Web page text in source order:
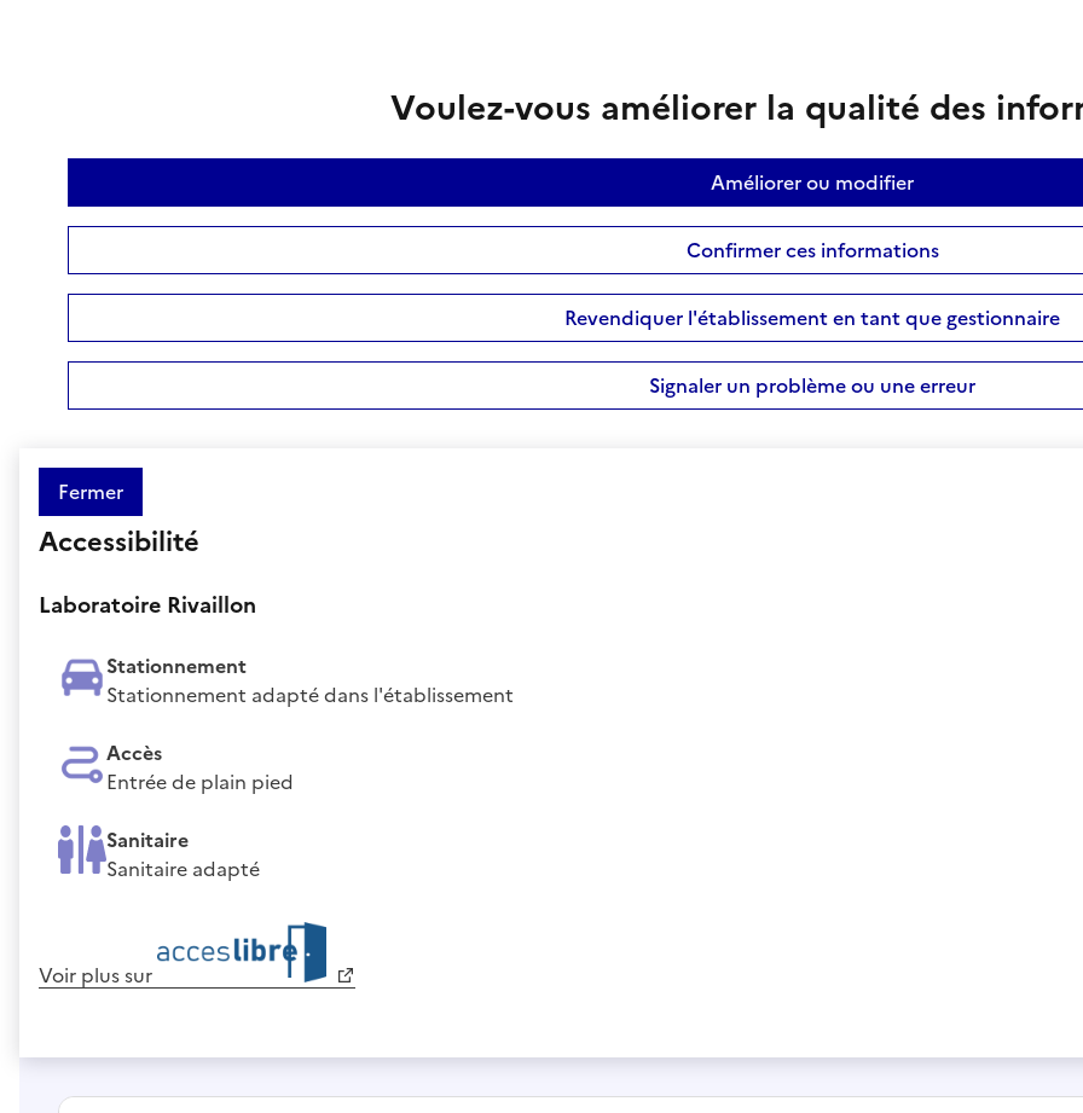
Voulez-vous améliorer la qualité des
Améliorer ou modifier
Confirmer ces informations
Revendiquer l'établissement en tant que gestionnaire
Signaler un problème ou une erreur
Fermer
Accessibilité
Laboratoire Rivaillon
Stationnement
Stationnement adapté dans l'établissement
Accès
Entrée de plain pied
Sanitaire
Sanitaire adapté
Voir plus sur